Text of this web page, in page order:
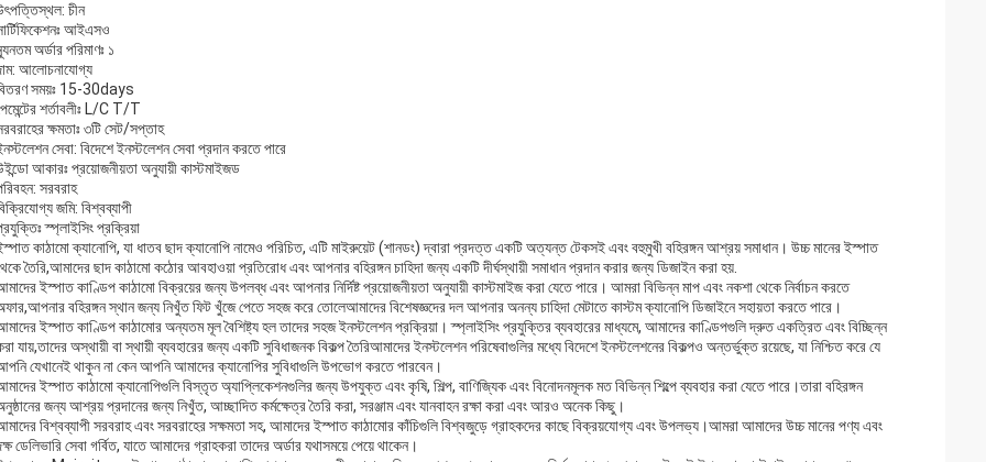
চীন
আইএসও
অর্ডার পরিমাণঃ ১
আলোচনাযোগ্য
সময়ঃ 15-30days
শর্তাবলীঃ L/C T/T
ক্ষমতাঃ ৩টি সেট/সপ্তাহ
সেবা: বিদেশে ইনস্টলেশন সেবা প্রদান করতে পারে
আকারঃ প্রয়োজনীয়তা অনুযায়ী কাস্টমাইজড
সরবরাহ
জমি: বিশ্বব্যাপী
স্প্লাইসিং প্রক্রিয়া
কাঠামো ক্যানোপি, যা ধাতব ছাদ ক্যানোপি নামেও পরিচিত, এটি মাইরুয়েট (শানডং) দ্বারা প্রদত্ত একটি অত্যন্ত টেকসই এবং বহুমুখী বহিরঙ্গন আশ্রয় সমাধান। উচ্চ মানের ইস্পাত
তৈরি,আমাদের ছাদ কাঠামো কঠোর আবহাওয়া প্রতিরোধ এবং আপনার বহিরঙ্গন চাহিদা জন্য একটি দীর্ঘস্থায়ী সমাধান প্রদান করার জন্য ডিজাইন করা হয়.
ইস্পাত কাণ্ডিপ কাঠামো বিক্রয়ের জন্য উপলব্ধ এবং আপনার নির্দিষ্ট প্রয়োজনীয়তা অনুযায়ী কাস্টমাইজ করা যেতে পারে। আমরা বিভিন্ন মাপ এবং নকশা থেকে নির্বাচন করতে
বহিরঙ্গন স্থান জন্য নিখুঁত ফিট খুঁজে পেতে সহজ করে তোলেআমাদের বিশেষজ্ঞদের দল আপনার অনন্য চাহিদা মেটাতে কাস্টম ক্যানোপি ডিজাইনে সহায়তা করতে পারে।
ইস্পাত কাণ্ডিপ কাঠামোর অন্যতম মূল বৈশিষ্ট্য হল তাদের সহজ ইনস্টলেশন প্রক্রিয়া। স্প্লাইসিং প্রযুক্তির ব্যবহারের মাধ্যমে, আমাদের কাণ্ডিপগুলি দ্রুত একত্রিত এবং বিচ্ছিন্ন
যায়,তাদের অস্থায়ী বা স্থায়ী ব্যবহারের জন্য একটি সুবিধাজনক বিকল্প তৈরিআমাদের ইনস্টলেশন পরিষেবাগুলির মধ্যে বিদেশে ইনস্টলেশনের বিকল্পও অন্তর্ভুক্ত রয়েছে, যা নিশ্চিত করে যে
যেখানেই থাকুন না কেন আপনি আমাদের ক্যানোপির সুবিধাগুলি উপভোগ করতে পারবেন।
ইস্পাত কাঠামো ক্যানোপিগুলি বিস্তৃত অ্যাপ্লিকেশনগুলির জন্য উপযুক্ত এবং কৃষি, শিল্প, বাণিজ্যিক এবং বিনোদনমূলক মত বিভিন্ন শিল্পে ব্যবহার করা যেতে পারে।তারা বহিরঙ্গন
জন্য আশ্রয় প্রদানের জন্য নিখুঁত, আচ্ছাদিত কর্মক্ষেত্র তৈরি করা, সরঞ্জাম এবং যানবাহন রক্ষা করা এবং আরও অনেক কিছু।
বিশ্বব্যাপী সরবরাহ এবং সরবরাহের সক্ষমতা সহ, আমাদের ইস্পাত কাঠামোর কাঁচিগুলি বিশ্বজুড়ে গ্রাহকদের কাছে বিক্রয়যোগ্য এবং উপলভ্য।আমরা আমাদের উচ্চ মানের পণ্য এবং
ডেলিভারি সেবা গর্বিত, যাতে আমাদের গ্রাহকরা তাদের অর্ডার যথাসময়ে পেয়ে থাকেন।